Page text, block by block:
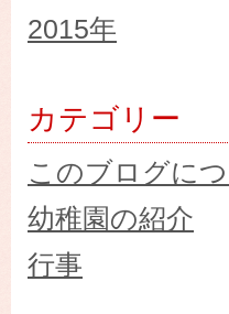
2015年
カテゴリー
このブログに
幼稚園の紹介
行事